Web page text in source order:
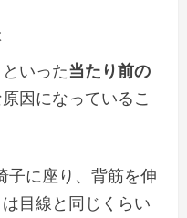
いった当たり前の
因になっているこ
子に座り、背筋を伸
目線と同じくらい